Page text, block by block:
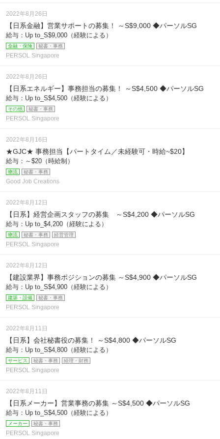
【日系金融】営業サポートの募集！ ～S$9,000 ◆パーソルSG
給与：Up to_S$9,000（経験による）
金融・保険 秘書・事務
2022年8月26日
PERSOL Singapore
【日系エネルギー】事務担当の募集！ ～S$4,500 ◆パーソルSG
給与：Up to_S$4,500（経験による）
その他 秘書・事務
2022年8月26日
PERSOL Singapore
★GJC★ 事務担当【パートタイム／未経験可・時給~$20】
給与：～$20（時給制）
物流 秘書・事務
2022年8月16日
Good Job Creations
【日系】経営企画スタッフの募集 ～S$4,200 ◆パーソルSG
給与：Up to_$4,200（経験による）
物流 秘書・事務 経営管理
2022年8月12日
PERSOL Singapore
【建設業界】事務ポジションの募集 ～S$4,900 ◆パーソルSG
給与：Up to_S$4,900（経験による）
建築・設備 秘書・事務
2022年8月12日
PERSOL Singapore
【日系】会社秘書役の募集！ ～S$4,800 ◆パーソルSG
給与：Up to_S$4,800（経験による）
サービス 秘書・事務 経理・財務
2022年8月11日
PERSOL Singapore
【日系メーカー】営業事務の募集 ～S$4,500 ◆パーソルSG
給与：Up to_S$4,500（経験による）
メーカー 秘書・事務
2022年8月11日
PERSOL Singapore